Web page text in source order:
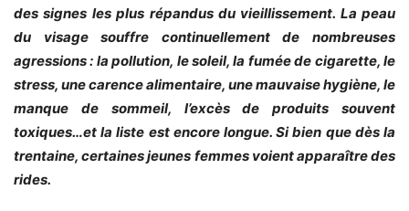
des signes les plus répandus du vieillissement. La peau
du visage souffre continuellement de nombreuses
agressions : la pollution, le soleil, la fumée de cigarette, le
stress, une carence alimentaire, une mauvaise hygiène, le
manque de sommeil, l’excès de produits souvent
toxiques…et la liste est encore longue. Si bien que dès la
trentaine, certaines jeunes femmes voient apparaître des
rides.